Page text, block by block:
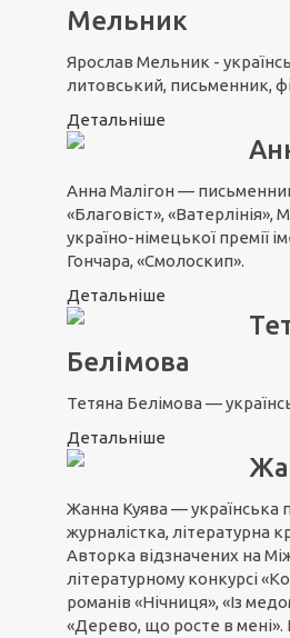
Мельник
Ярослав Мельник -
литовський, письменник,
Детальніше
Анна Малігон —
«Благовіст», «Ватерлінія»,
україно-німецької премії
Гончара, «Смолоскип».
Детальніше
Белімова
Тетяна Белімова —
Детальніше
Жанна Куява — українська
журналістка, літературна
Авторка відзначених на
літературному конкурсі
романів «Нічниця», «Із
«Дерево, що росте в мені».